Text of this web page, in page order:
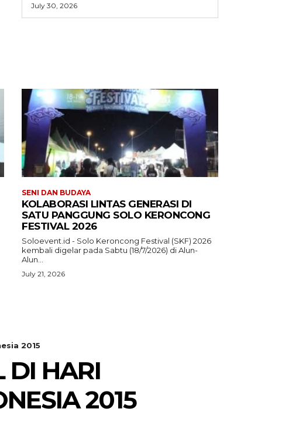
July 30, 2026
SENI DAN BUDAYA
KOLABORASI LINTAS GENERASI DI
SATU PANGGUNG SOLO KERONCONG
FESTIVAL 2026
Soloevent.id - Solo Keroncong Festival (SKF) 2026
kembali digelar pada Sabtu (18/7/2026) di Alun-
Alun...
July 21, 2026